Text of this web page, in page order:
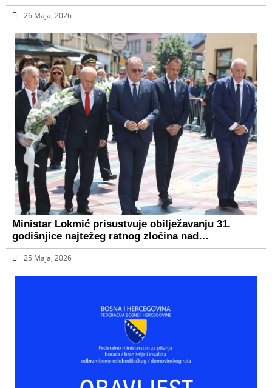
26 Maja, 2026
Ministar Lokmić prisustvuje obilježavanju 31.
godišnjice najtežeg ratnog zločina nad…
25 Maja, 2026